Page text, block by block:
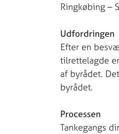
Ringkøbing –
Udfordringen
Efter en
tilrettelagde
af byrådet.
byrådet.
Processen
Tankegangs